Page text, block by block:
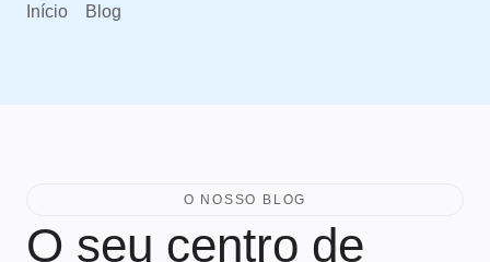
Início Blog
O NOSSO BLOG
O seu centro de